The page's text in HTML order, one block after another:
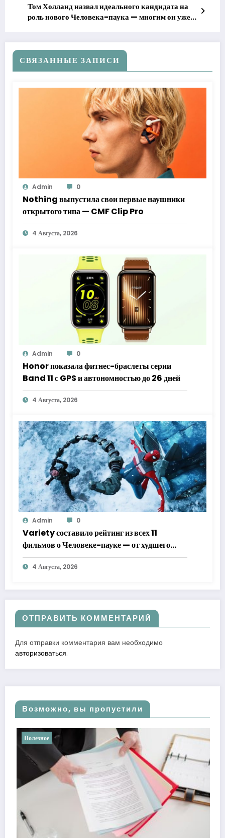
Том Холланд назвал идеального кандидата на
роль нового Человека-паука — многим он уже
СВЯЗАННЫЕ ЗАПИСИ
Admin 0
Nothing выпустила свои первые наушники
открытого типа — CMF Clip Pro
4 Августа, 2026
Admin 0
Honor показала фитнес-браслеты серии
Band 11 с GPS и автономностью до 26 дней
4 Августа, 2026
Admin 0
Variety составило рейтинг из всех 11
фильмов о Человеке-пауке — от худшего
к лучшему
4 Августа, 2026
ОТПРАВИТЬ КОММЕНТАРИЙ
Для отправки комментария вам необходимо
авторизоваться.
Возможно, вы пропустили
Полезное